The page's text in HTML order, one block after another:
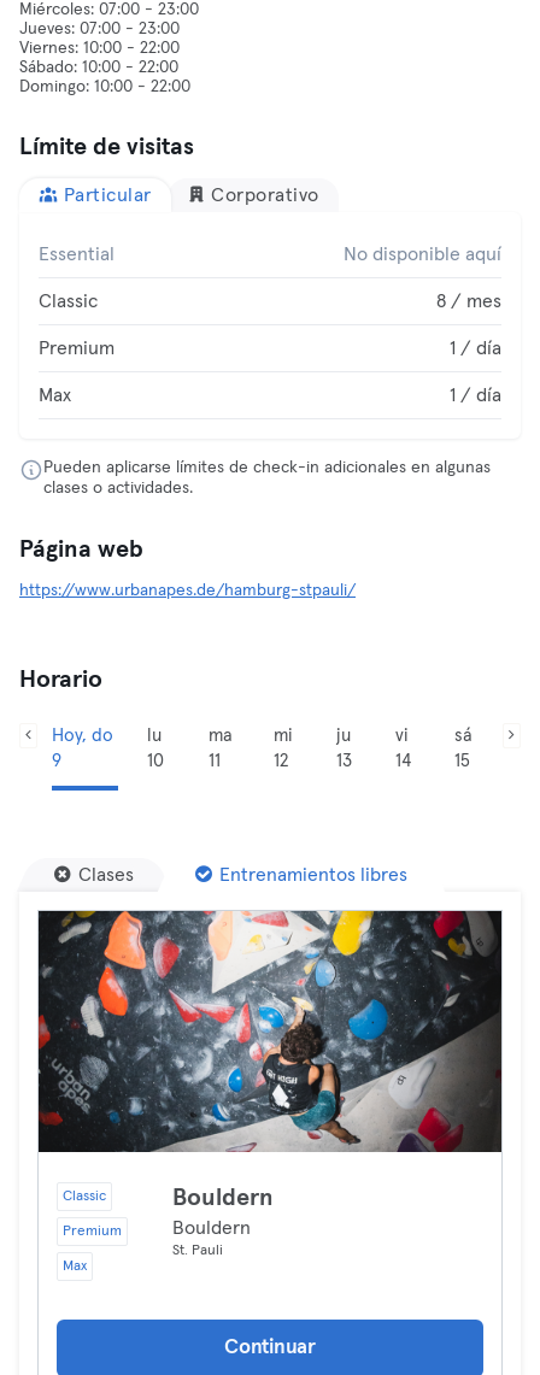
Miércoles: 07:00 - 23:00
Jueves: 07:00 - 23:00
Viernes: 10:00 - 22:00
Sábado: 10:00 - 22:00
Límite de visitas
Particular Corporativo
Essential No disponible aquí
Classic 8 / mes
Premium 1 / día
Max 1 / día
Pueden aplicarse límites de check-in adicionales en algunas
clases o actividades.
Página web
https://www.urbanapes.de/hamburg-stpauli/
Horario
Hoy, do
9
lu
10
ma
11
mi
12
ju
13
vi
14
sá
15
Clases Entrenamientos libres
Classic
Premium
Max
Bouldern
Bouldern
St. Pauli
Continuar